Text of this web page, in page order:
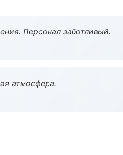
Персонал заботливый.
атмосфера.